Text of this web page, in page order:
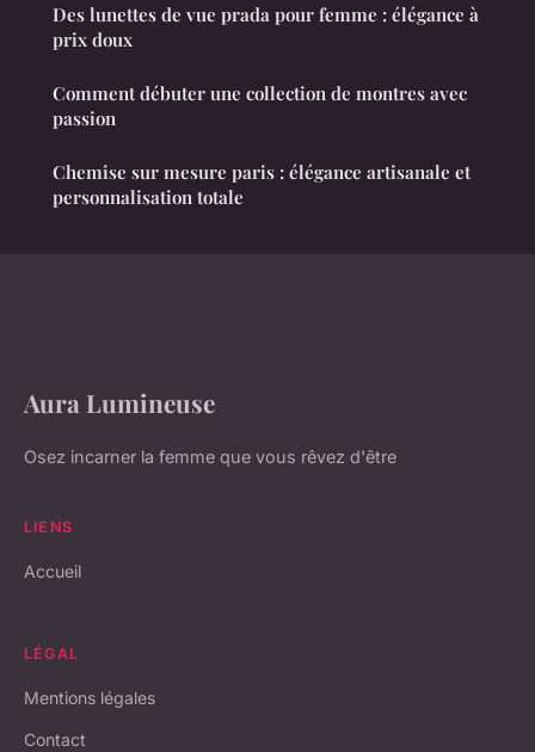
Des lunettes de vue prada pour femme : élégance à
prix doux
Comment débuter une collection de montres avec
passion
Chemise sur mesure paris : élégance artisanale et
personnalisation totale
Aura Lumineuse
Osez incarner la femme que vous rêvez d'être
LIENS
Accueil
LÉGAL
Mentions légales
Contact